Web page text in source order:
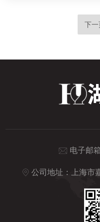
下一
电子邮
公司地址：上海市